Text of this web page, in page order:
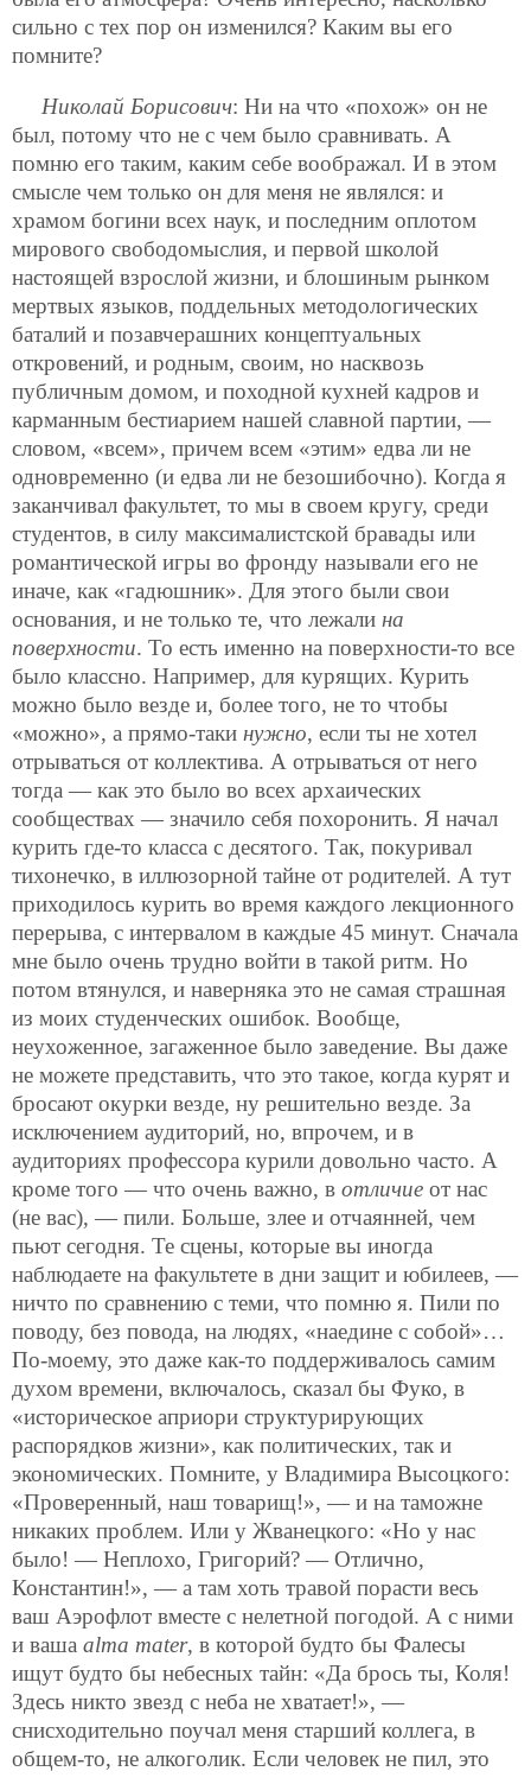
сильно с тех пор он изменился? Каким вы его
помните?
Николай Борисович: Ни на что «похож» он не
был, потому что не с чем было сравнивать. А
помню его таким, каким себе воображал. И в этом
смысле чем только он для меня не являлся: и
храмом богини всех наук, и последним оплотом
мирового свободомыслия, и первой школой
настоящей взрослой жизни, и блошиным рынком
мертвых языков, поддельных методологических
баталий и позавчерашних концептуальных
откровений, и родным, своим, но насквозь
публичным домом, и походной кухней кадров и
карманным бестиарием нашей славной партии, —
словом, «всем», причем всем «этим» едва ли не
одновременно (и едва ли не безошибочно). Когда я
заканчивал факультет, то мы в своем кругу, среди
студентов, в силу максималистской бравады или
романтической игры во фронду называли его не
иначе, как «гадюшник». Для этого были свои
основания, и не только те, что лежали на
поверхности. То есть именно на поверхности-то все
было классно. Например, для курящих. Курить
можно было везде и, более того, не то чтобы
«можно», а прямо-таки нужно, если ты не хотел
отрываться от коллектива. А отрываться от него
тогда — как это было во всех архаических
сообществах — значило себя похоронить. Я начал
курить где-то класса с десятого. Так, покуривал
тихонечко, в иллюзорной тайне от родителей. А тут
приходилось курить во время каждого лекционного
перерыва, с интервалом в каждые 45 минут. Сначала
мне было очень трудно войти в такой ритм. Но
потом втянулся, и наверняка это не самая страшная
из моих студенческих ошибок. Вообще,
неухоженное, загаженное было заведение. Вы даже
не можете представить, что это такое, когда курят и
бросают окурки везде, ну решительно везде. За
исключением аудиторий, но, впрочем, и в
аудиториях профессора курили довольно часто. А
кроме того — что очень важно, в отличие от нас
(не вас), — пили. Больше, злее и отчаянней, чем
пьют сегодня. Те сцены, которые вы иногда
наблюдаете на факультете в дни защит и юбилеев, —
ничто по сравнению с теми, что помню я. Пили по
поводу, без повода, на людях, «наедине с собой»…
По-моему, это даже как-то поддерживалось самим
духом времени, включалось, сказал бы Фуко, в
«историческое априори структурирующих
распорядков жизни», как политических, так и
экономических. Помните, у Владимира Высоцкого:
«Проверенный, наш товарищ!», — и на таможне
никаких проблем. Или у Жванецкого: «Но у нас
было! — Неплохо, Григорий? — Отлично,
Константин!», — а там хоть травой порасти весь
ваш Аэрофлот вместе с нелетной погодой. А с ними
и ваша alma mater, в которой будто бы Фалесы
ищут будто бы небесных тайн: «Да брось ты, Коля!
Здесь никто звезд с неба не хватает!», —
снисходительно поучал меня старший коллега, в
общем-то, не алкоголик. Если человек не пил, это